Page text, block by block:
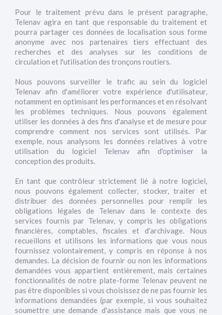
Pour le traitement prévu dans le présent paragraphe,
Telenav agira en tant que responsable du traitement et
pourra partager ces données de localisation sous forme
anonyme avec nos partenaires tiers effectuant des
recherches et des analyses sur les conditions de
circulation et l'utilisation des tronçons routiers.
Nous pouvons surveiller le trafic au sein du logiciel
Telenav afin d'améliorer votre expérience d'utilisateur,
notamment en optimisant les performances et en résolvant
les problèmes techniques. Nous pouvons également
utiliser les données à des fins d'analyse et de mesure pour
comprendre comment nos services sont utilisés. Par
exemple, nous analysons les données relatives à votre
utilisation du logiciel Telenav afin d'optimiser la
conception des produits.
En tant que contrôleur strictement lié à notre logiciel,
nous pouvons également collecter, stocker, traiter et
distribuer des données personnelles pour remplir les
obligations légales de Telenav dans le contexte des
services fournis par Telenav, y compris les obligations
financières, comptables, fiscales et d'archivage. Nous
recueillons et utilisons les informations que vous nous
fournissez volontairement, y compris en réponse à nos
demandes. La décision de fournir ou non les informations
demandées vous appartient entièrement, mais certaines
fonctionnalités de notre plate-forme Telenav peuvent ne
pas être disponibles si vous choisissez de ne pas fournir les
informations demandées (par exemple, si vous souhaitez
soumettre une demande d'assistance mais que vous ne